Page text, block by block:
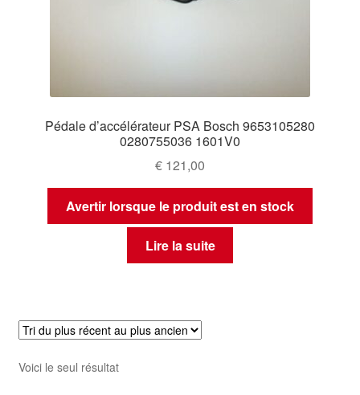
Pédale d’accélérateur PSA Bosch 9653105280
0280755036 1601V0
€ 121,00
Avertir lorsque le produit est en stock
Lire la suite
Voici le seul résultat